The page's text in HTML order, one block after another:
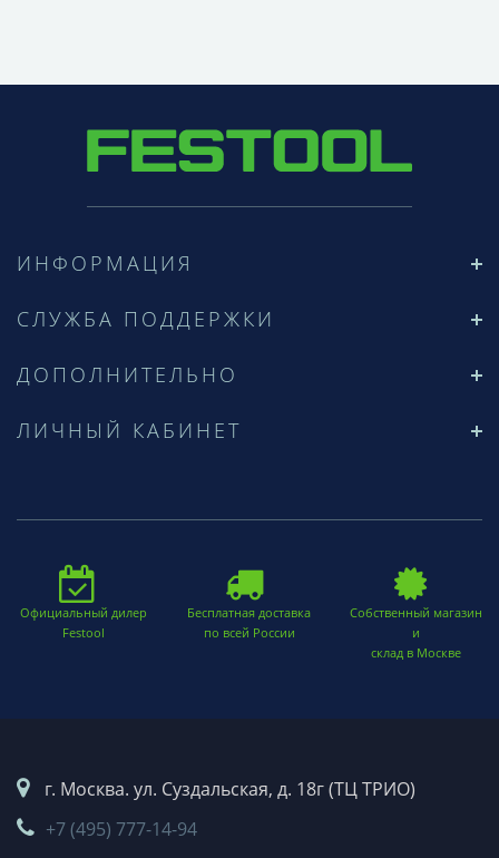
ИНФОРМАЦИЯ
СЛУЖБА ПОДДЕРЖКИ
ДОПОЛНИТЕЛЬНО
ЛИЧНЫЙ КАБИНЕТ
Официальный дилер
Festool
Бесплатная доставка
по всей России
Собственный магазин
и
склад в Москве
г. Москва. ул. Суздальская, д. 18г (ТЦ ТРИО)
+7 (495) 777-14-94